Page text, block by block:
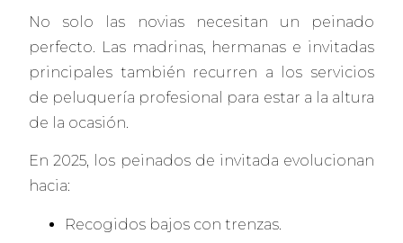
No solo las novias necesitan un peinado
perfecto. Las madrinas, hermanas e invitadas
principales también recurren a los servicios
de peluquería profesional para estar a la altura
de la ocasión.
En 2025, los peinados de invitada evolucionan
hacia:
Recogidos bajos con trenzas.